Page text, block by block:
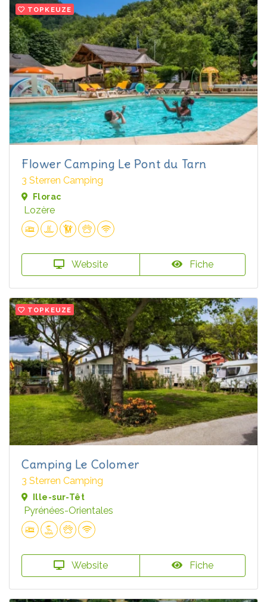
TOPKEUZE
Flower Camping Le Pont du Tarn
3 Sterren Camping
Florac
Lozère
Website Fiche
TOPKEUZE
Camping Le Colomer
3 Sterren Camping
Ille-sur-Têt
Pyrénées-Orientales
Website Fiche